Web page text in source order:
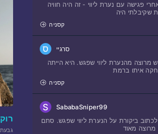
פגישה עם נערת ליווי - זה היה חוויה
שקיבלתי היה
קסניה
ס סרגיי
מהנערת ליווי שפגש. היא הייתה
איתו ברמת
קסניה
S SababaSniper99
ביקורת על הנערת ליווי שפגש. סתם
מאוד